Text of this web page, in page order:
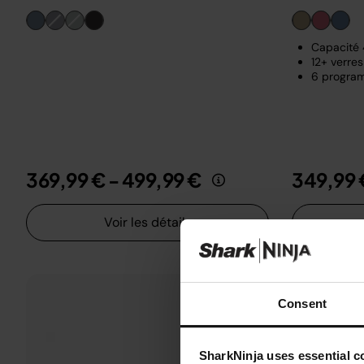
Consent
SharkNinja uses essential
369,99 € - 499,99 €
Voir les détails
Capacité
12+
6
349,99